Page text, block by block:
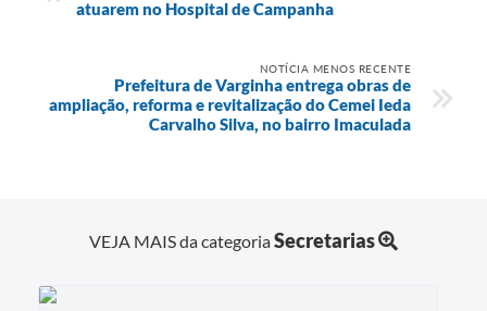
atuarem no Hospital de Campanha
NOTÍCIA MENOS RECENTE
Prefeitura de Varginha entrega obras de
ampliação, reforma e revitalização do Cemei Ieda
Carvalho Silva, no bairro Imaculada
VEJA MAIS da categoriaSecretarias